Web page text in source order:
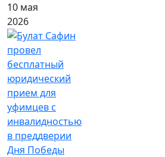
10 мая
2026